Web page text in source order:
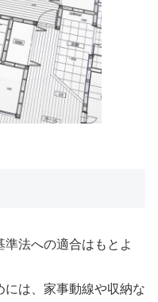
法への適合はもとよ
は、家事動線や収納な